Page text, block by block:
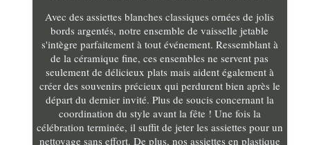
Avec des assiettes blanches classiques ornées de jolis
bords argentés, notre ensemble de vaisselle jetable
s'intègre parfaitement à tout événement. Ressemblant à
de la céramique fine, ces ensembles ne servent pas
seulement de délicieux plats mais aident également à
créer des souvenirs précieux qui perdurent bien après le
départ du dernier invité. Plus de soucis concernant la
coordination du style avant la fête ! Une fois la
célébration terminée, il suffit de jeter les assiettes pour un
nettoyage sans effort. De plus, nos assiettes en plastique